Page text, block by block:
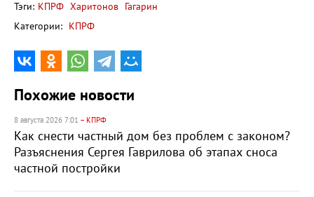
Тэги: КПРФ Харитонов Гагарин
Категории: КПРФ
Похожие новости
8 августа 2026 7:01 – КПРФ
Как снести частный дом без проблем с законом?
Разъяснения Сергея Гаврилова об этапах сноса
частной постройки